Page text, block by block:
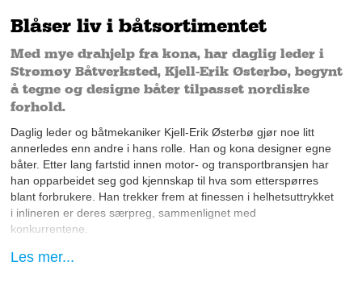
Blåser liv i båtsortimentet
Med mye drahjelp fra kona, har daglig leder i
Strømøy Båtverksted, Kjell-Erik Østerbø, begynt
å tegne og designe båter tilpasset nordiske
forhold.
Daglig leder og båtmekaniker Kjell-Erik Østerbø gjør noe litt
annerledes enn andre i hans rolle. Han og kona designer egne
båter. Etter lang fartstid innen motor- og transportbransjen har
han opparbeidet seg god kjennskap til hva som etterspørres
blant forbrukere. Han trekker frem at finessen i helhetsuttrykket
i inlineren er deres særpreg, sammenlignet med
konkurrentene.
Mange båter har løse seter både foran og bak – men i hans
Les mer...